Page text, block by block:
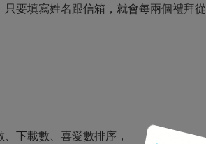
要填寫姓名跟信箱，就會每兩個禮拜從
下載數、喜愛數排序，